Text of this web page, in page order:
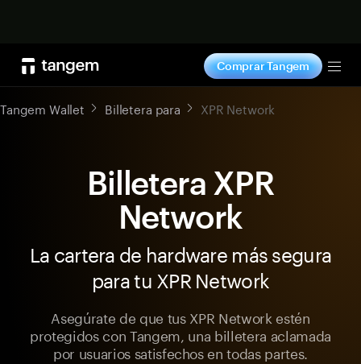
Comprar Tangem
Tangem Wallet Billetera para XPR Network
Billetera XPR
Network
La cartera de hardware más segura
para tu XPR Network
Asegúrate de que tus XPR Network estén
protegidos con Tangem, una billetera aclamada
por usuarios satisfechos en todas partes.